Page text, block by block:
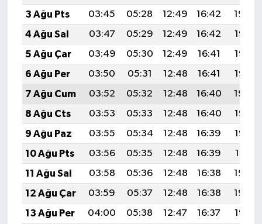
3 Ağu Pts
03:45 05:28 12:49 16:42
19:59
4 Ağu Sal
03:47 05:29 12:49 16:42
19:58
5 Ağu Çar
03:49 05:30 12:49 16:41
19:57
6 Ağu Per
03:50 05:31 12:48 16:41
19:55
7 Ağu Cum
03:52 05:32 12:48 16:40
19:54
8 Ağu Cts
03:53 05:33 12:48 16:40
19:53
9 Ağu Paz
03:55 05:34 12:48 16:39
19:52
10 Ağu Pts
03:56 05:35 12:48 16:39
19:51
11 Ağu Sal
03:58 05:36 12:48 16:38
19:49
12 Ağu Çar
03:59 05:37 12:48 16:38
19:48
13 Ağu Per
04:00 05:38 12:47 16:37
19:47